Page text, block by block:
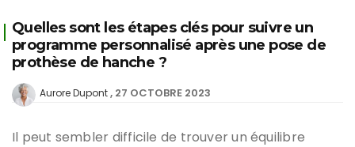
Quelles sont les étapes clés pour suivre un
programme personnalisé après une pose de
prothèse de hanche ?
Aurore Dupont 27 OCTOBRE 2023
Il peut sembler difficile de trouver un équilibre